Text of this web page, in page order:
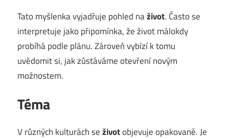
Tato myšlenka vyjadřuje pohled naživot. Často se
interpretuje jako připomínka, že život málokdy
probíhá podle plánu. Zároveň vybízí k tomu
uvědomit si, jak zůstáváme otevření novým
možnostem.
Téma
V různých kulturách seživotobjevuje opakovaně. Je